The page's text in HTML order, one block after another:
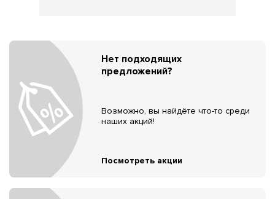
Нет подходящих
предложений?
Возможно, вы найдёте что-то среди
наших акций!
Посмотреть акции